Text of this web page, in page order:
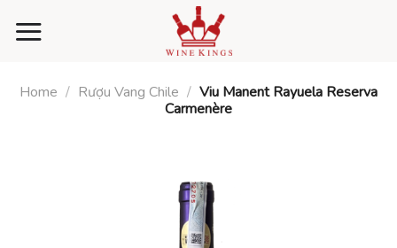
Home / Rượu Vang Chile / Viu Manent Rayuela Reserva
Carmenère